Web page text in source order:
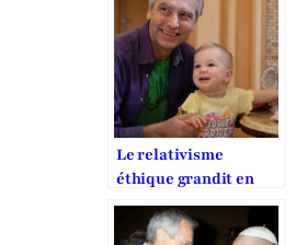
Le relativisme
éthique grandit en
Europe